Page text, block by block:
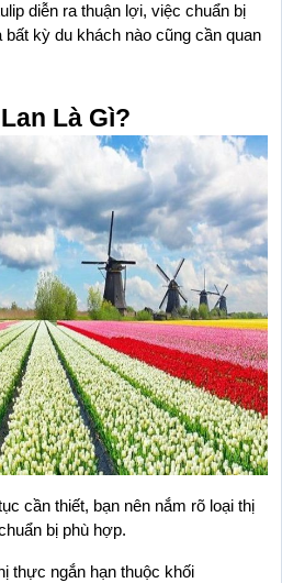
diễn ra thuận lợi, việc chuẩn bị
kỳ du khách nào cũng cần quan
Là Gì?
cần thiết, bạn nên nắm rõ loại thị
bị phù hợp.
thực ngắn hạn thuộc khối